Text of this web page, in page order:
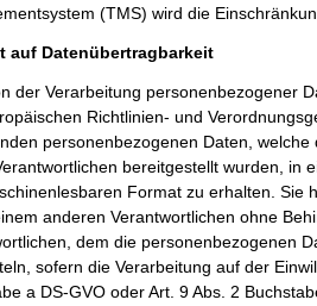
(TMS) wird die
auf Datenübertragbarkeit
der Verarbeitung personenbezogener
Richtlinien- und
personenbezogenen Daten,
bereitgestellt wurden, in
Format zu erhalten. Sie
anderen Verantwortlichen ohne
dem die personenbezogenen
sofern die Verarbeitung auf der
a DS-GVO oder Art. 9 Abs. 2